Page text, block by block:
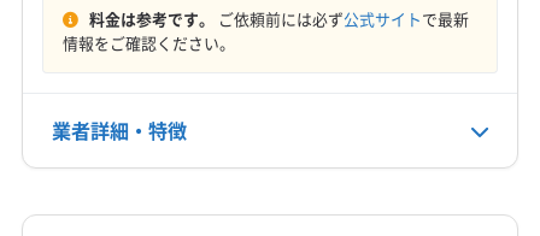
下伊那郡根羽村
下伊那郡松川町
下伊那郡泰阜村
下伊那郡大鹿村
下伊那郡売木村
北安曇郡池田町
北安曇郡白馬村
木曽郡王滝村
営業時間
定休日
土・日・祝・年末年始
電話番号
料金は参考です。 ご依頼前には必ず公式サイトで最新
情報をご確認ください。
業者詳細・特徴